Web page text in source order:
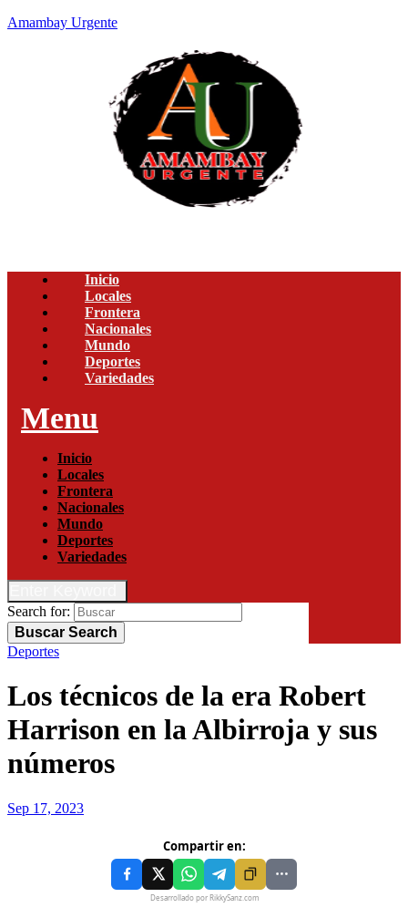
Amambay Urgente
Inicio
Locales
Frontera
Nacionales
Mundo
Deportes
Variedades
Menu
Inicio
Locales
Frontera
Nacionales
Mundo
Deportes
Variedades
Search for:
Buscar Search
Deportes
Los técnicos de la era Robert
Harrison en la Albirroja y sus
números
Sep 17, 2023
Compartir en:
Desarrollado por RikkySanz.com